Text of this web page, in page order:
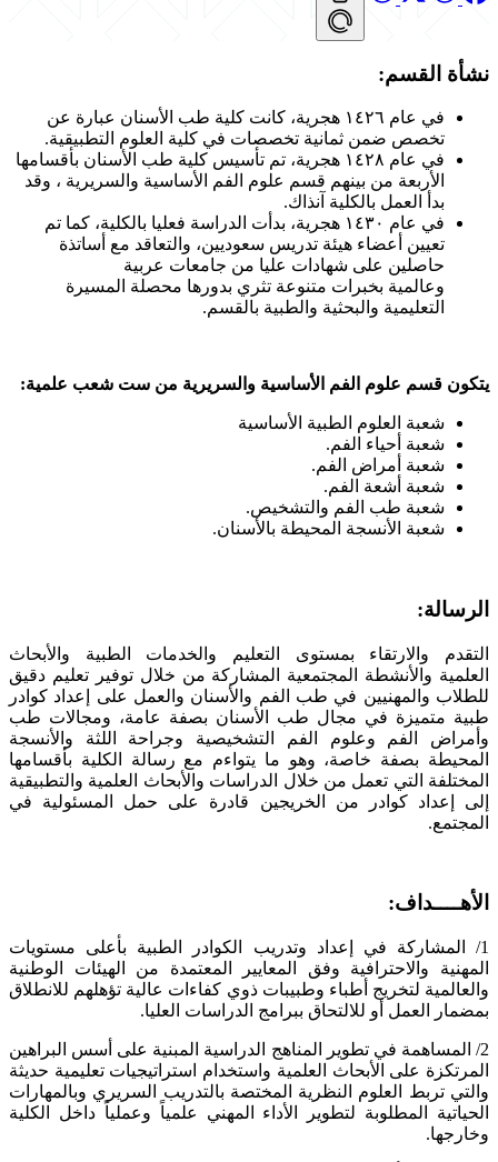
نشأة القسم:
في عام ١٤٢٦ هجرية، كانت كلية طب الأسنان عبارة عن
تخصص ضمن ثمانية تخصصات في كلية العلوم التطبيقية.
في عام ١٤٢٨ هجرية، تم تأسيس كلية طب الأسنان بأقسامها
الأربعة من بينهم قسم علوم الفم الأساسية والسريرية ، وقد
بدأ العمل بالكلية آنذاك.
في عام ١٤٣٠ هجرية، بدأت الدراسة فعليا بالكلية، كما تم
تعيين أعضاء هيئة تدريس سعوديين، والتعاقد مع أساتذة
حاصلين على شهادات عليا من جامعات عربية
وعالمية بخبرات متنوعة تثري بدورها محصلة المسيرة
التعليمية والبحثية والطبية بالقسم.
يتكون قسم علوم الفم الأساسية والسريرية من ست شعب علمية:
شعبة العلوم الطبية الأساسية
شعبة أحياء الفم.
شعبة أمراض الفم.
شعبة أشعة الفم.
شعبة طب الفم والتشخيص.
شعبة الأنسجة المحيطة بالأسنان.
الرسالة:
التقدم والارتقاء بمستوى التعليم والخدمات الطبية والأبحاث
العلمية والأنشطة المجتمعية المشاركة من خلال توفير تعليم دقيق
للطلاب والمهنيين في طب الفم والأسنان والعمل على إعداد كوادر
طبية متميزة في مجال طب الأسنان بصفة عامة، ومجالات طب
وأمراض الفم وعلوم الفم التشخيصية وجراحة اللثة والأنسجة
المحيطة بصفة خاصة، وهو ما يتواءم مع رسالة الكلية بأقسامها
المختلفة التي تعمل من خلال الدراسات والأبحاث العلمية والتطبيقية
إلى إعداد كوادر من الخريجين قادرة على حمل المسئولية في
المجتمع.
الأهــــداف:
1/ المشاركة في إعداد وتدريب الكوادر الطبية بأعلى مستويات
المهنية والاحترافية وفق المعايير المعتمدة من الهيئات الوطنية
والعالمية لتخريج أطباء وطبيبات ذوي كفاءات عالية تؤهلهم للانطلاق
بمضمار العمل أو للالتحاق ببرامج الدراسات العليا.
2/ المساهمة في تطوير المناهج الدراسية المبنية على أسس البراهين
المرتكزة على الأبحاث العلمية واستخدام استراتيجيات تعليمية حديثة
والتي تربط العلوم النظرية المختصة بالتدريب السريري وبالمهارات
الحياتية المطلوبة لتطوير الأداء المهني علمياً وعملياً داخل الكلية
وخارجها.